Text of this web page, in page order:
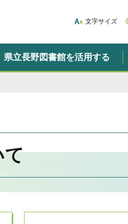
文字サイズ
県立長野図書館を活用する
て